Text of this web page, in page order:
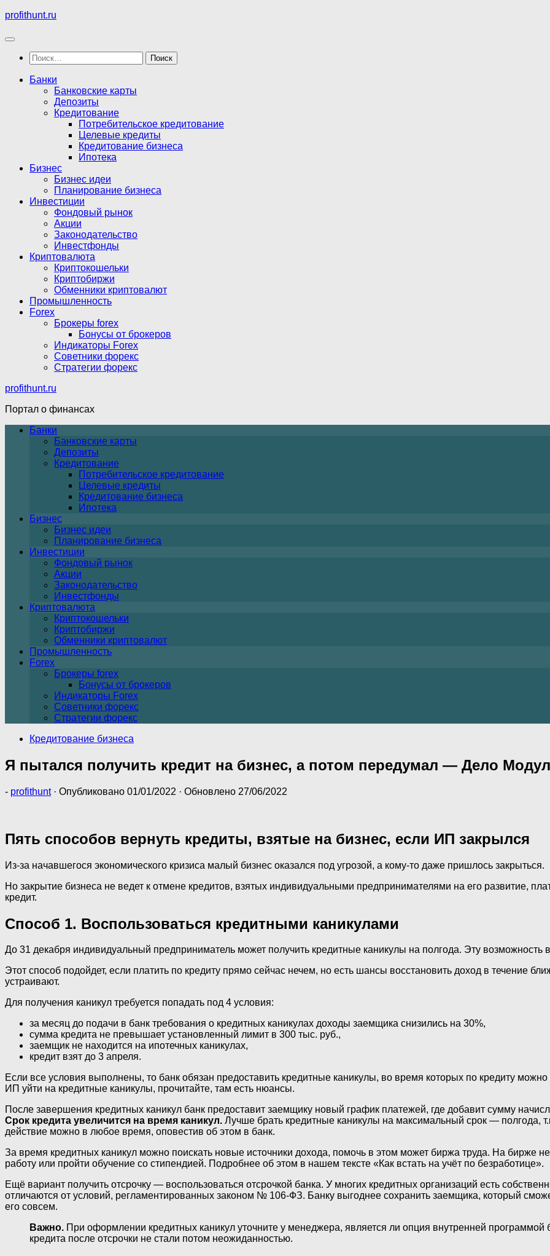
Перейти
содержимому
profithunt.ru
Найти:
Банки
Банковские карты
Депозиты
Кредитование
Потребительское кредитование
Целевые кредиты
Кредитование бизнеса
Ипотека
Бизнес
Бизнес идеи
Планирование бизнеса
Инвестиции
Фондовый рынок
Акции
Законодательство
Инвестфонды
Криптовалюта
Криптокошельки
Криптобиржи
Обменники криптовалют
Промышленность
Forex
Брокеры forex
Бонусы от брокеров
Индикаторы Forex
Советники форекс
Стратегии форекс
profithunt.ru
Портал о финансах
Банки
Банковские карты
Депозиты
Кредитование
Потребительское кредитование
Целевые кредиты
Кредитование бизнеса
Ипотека
Бизнес
Бизнес идеи
Планирование бизнеса
Инвестиции
Фондовый рынок
Акции
Законодательство
Инвестфонды
Криптовалюта
Криптокошельки
Криптобиржи
Обменники криптовалют
Промышленность
Forex
Брокеры forex
Бонусы от брокеров
Индикаторы Forex
Советники форекс
Стратегии форекс
Кредитование бизнеса
Я пытался получить кредит на бизнес, а потом передумал — Дело
- profithunt · Опубликовано 01/01/2022 · Обновлено 27/06/2022
Пять способов вернуть кредиты, взятые на бизнес, если ИП закрылся
Из-за начавшегося экономического кризиса малый бизнес оказался под угрозой, а кому-то даже пришлось закрыться.
Но закрытие бизнеса не ведет к отмене кредитов, взятых индивидуальными предпринимателями на его развитие,
кредит.
Способ 1. Воспользоваться кредитными каникулами
До 31 декабря индивидуальный предприниматель может получить кредитные каникулы на полгода. Эту
Этот способ подойдет, если платить по кредиту прямо сейчас нечем, но есть шансы восстановить доход в течение
устраивают.
Для получения каникул требуется попадать под 4 условия:
за месяц до подачи в банк требования о кредитных каникулах доходы заемщика снизились на 30%,
сумма кредита не превышает установленный лимит в 300 тыс. руб.,
заемщик не находится на ипотечных каникулах,
кредит взят до 3 апреля.
Если все условия выполнены, то банк обязан предоставить кредитные каникулы, во время которых по кредиту
ИП уйти на кредитные каникулы, прочитайте, там есть нюансы.
После завершения кредитных каникул банк предоставит заемщику новый график платежей, где добавит сумму
Срок кредита увеличится на время каникул. Лучше брать кредитные каникулы на максимальный срок — полгода,
действие можно в любое время, оповестив об этом в банк.
За время кредитных каникул можно поискать новые источники дохода, помочь в этом может биржа труда. На бирже
работу или пройти обучение со стипендией. Подробнее об этом в нашем тексте «Как встать на учёт по безработице».
Ещё вариант получить отсрочку — воспользоваться отсрочкой банка. У многих кредитных организаций есть
отличаются от условий, регламентированных законом № 106-ФЗ. Банку выгоднее сохранить заемщика, который
его совсем.
Важно. При оформлении кредитных каникул уточните у менеджера, является ли опция внутренней
кредита после отсрочки не стали потом неожиданностью.